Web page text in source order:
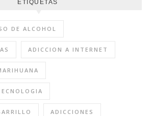
ETIQUETAS
DE ALCOHOL
ADICCION A INTERNET
ADICCIONES